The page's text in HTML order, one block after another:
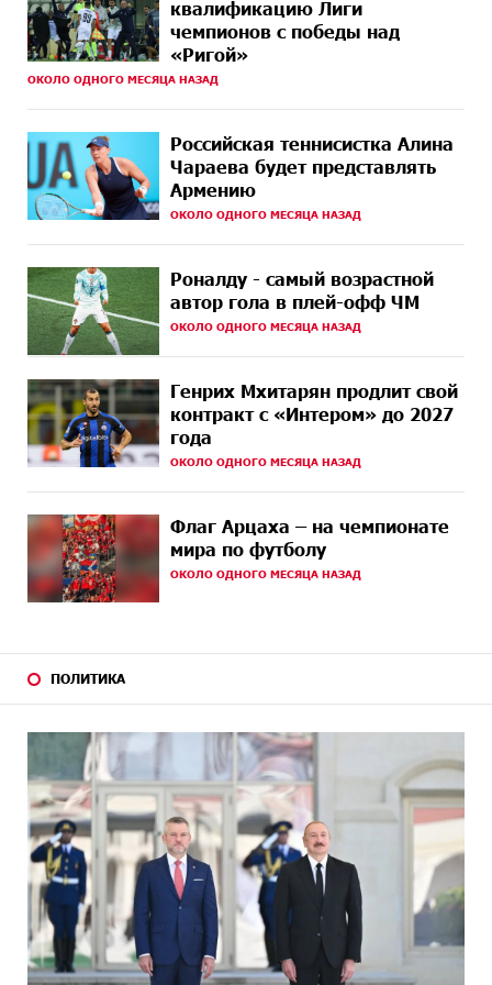
10 ДНЕЙ
НАЗАД
Пашинян ты упустил свой шанс уйти спокойно.
Аршак Карапетян
10 ДНЕЙ Обновленный Центр продаж и обслуживания Ucom
11 ДНЕЙ
НАЗАД
Никогда Нагорный Карабах не был в составе
независимого Азербайджана. Аршак Карапетян
13 ДНЕЙ Бывший премьер-министр Словакии обратился к
освобождению армянских заключенных,
осужденных в Азербайджане
15 ДНЕЙ
Против кого вооружается Азербайджан? Аршак
15 ДНЕЙ
НАЗАД
При поддержке Ucom в спортивной школе Вайка
установлена солнечная электростанция мощностью
15 кВт
НАЗАД
играх»: Idram&IDBank
17 ДНЕЙ
НАЗАД
Кругом война. А вас вводят в заблуждение. Аршак
Карапетян
Ереванян, 3/47
21 ДНЕЙ До 25% idcoin-ов при покупке авиабилетов Flyone:
Idram&IDBank
21 ДНЕЙ
НАЗАД
Ucom и Microsoft Innovation Center помогают
школьникам развивать навыки кибербезопасности
22 ДНЕЙ
НАЗАД
При поддержке Ucom в Шенаване установлена
солнечная станция мощностью 10 кВт
24 ДНЕЙ
НАЗАД
Юнибанк разыграет поездку в Италию среди новых
держателей карт Mastercard World «Travel»
квалификацию Лиги
чемпионов с победы над
«Ригой»
ОКОЛО ОДНОГО МЕСЯЦА НАЗАД
Российская теннисистка Алина
Чараева будет представлять
Армению
ОКОЛО ОДНОГО МЕСЯЦА НАЗАД
Роналду - самый возрастной
автор гола в плей-офф ЧМ
ОКОЛО ОДНОГО МЕСЯЦА НАЗАД
Генрих Мхитарян продлит свой
контракт с «Интером» до 2027
года
ОКОЛО ОДНОГО МЕСЯЦА НАЗАД
Флаг Арцаха – на чемпионате
мира по футболу
ОКОЛО ОДНОГО МЕСЯЦА НАЗАД
ПОЛИТИКА